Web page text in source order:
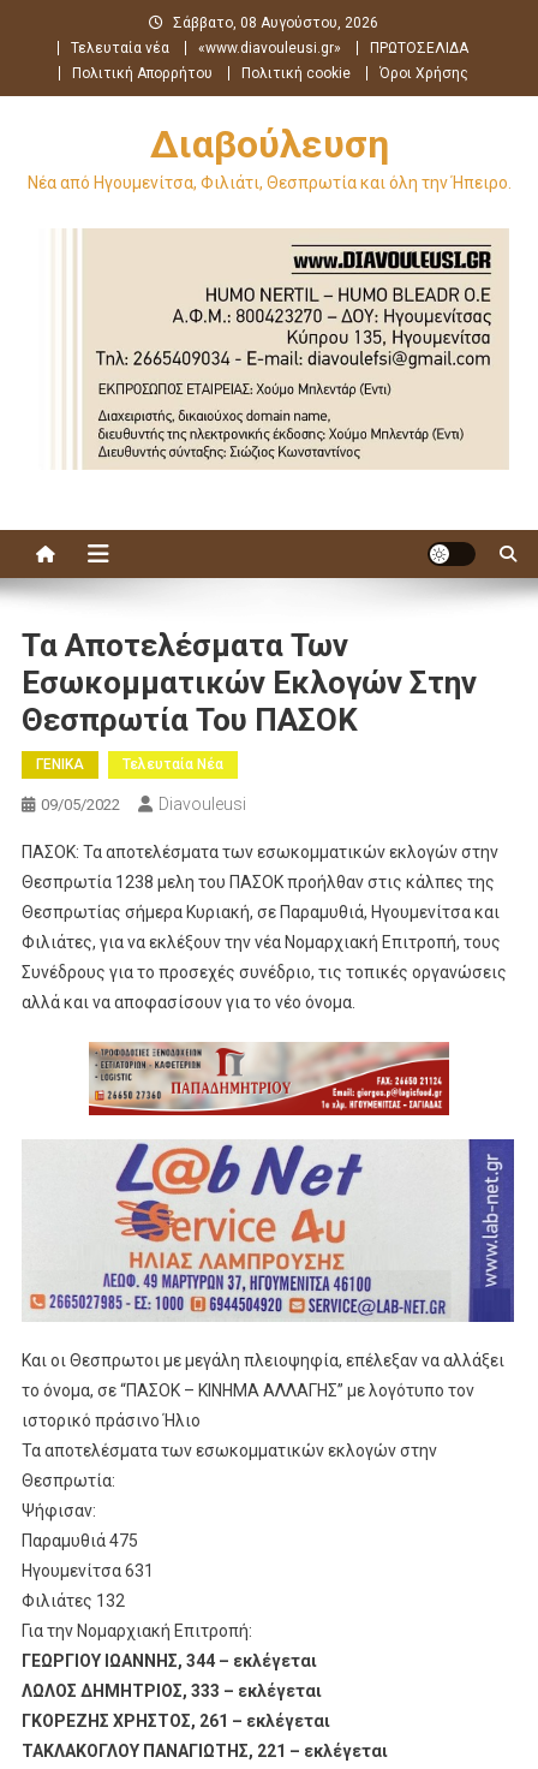
περιεχόμενο
Σάββατο, 08 Αυγούστου, 2026
Τελευταία νέα
«www.diavouleusi.gr»
ΠΡΩΤΟΣΕΛΙΔΑ
Πολιτική Απορρήτου
Πολιτική cookie Όροι Χρήσης
Διαβούλευση
Νέα από Ηγουμενίτσα, Φιλιάτι, Θεσπρωτία και όλη την Ήπειρο.
Τα Αποτελέσματα Των
Εσωκομματικών Εκλογών Στην
Θεσπρωτία Του ΠΑΣΟΚ
ΓΕΝΙΚΑ Τελευταία Νέα
09/05/2022 Diavouleusi
ΠΑΣΟΚ: Τα αποτελέσματα των εσωκομματικών εκλογών στην
Θεσπρωτία 1238 μελη του ΠΑΣΟΚ προήλθαν στις κάλπες της
Θεσπρωτίας σήμερα Κυριακή, σε Παραμυθιά, Ηγουμενίτσα και
Φιλιάτες, για να εκλέξουν την νέα Νομαρχιακή Επιτροπή, τους
Συνέδρους για το προσεχές συνέδριο, τις τοπικές οργανώσεις
αλλά και να αποφασίσουν για το νέο όνομα.
Και οι Θεσπρωτοι με μεγάλη πλειοψηφία, επέλεξαν να αλλάξει
το όνομα, σε “ΠΑΣΟΚ – ΚΙΝΗΜΑ ΑΛΛΑΓΗΣ” με λογότυπο τον
ιστορικό πράσινο Ήλιο
Τα αποτελέσματα των εσωκομματικών εκλογών στην
Θεσπρωτία:
Ψήφισαν:
Παραμυθιά 475
Ηγουμενίτσα 631
Φιλιάτες 132
Για την Νομαρχιακή Επιτροπή:
ΓΕΩΡΓΙΟΥ ΙΩΑΝΝΗΣ, 344 – εκλέγεται
ΛΩΛΟΣ ΔΗΜΗΤΡΙΟΣ, 333 – εκλέγεται
ΓΚΟΡΕΖΗΣ ΧΡΗΣΤΟΣ, 261 – εκλέγεται
ΤΑΚΛΑΚΟΓΛΟΥ ΠΑΝΑΓΙΩΤΗΣ, 221 – εκλέγεται